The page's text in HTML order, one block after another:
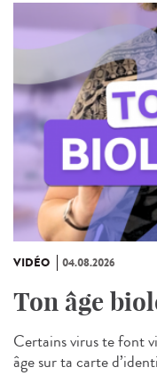
VIDÉO 04.08.2026
Ton âge
Certains virus te font
âge sur ta carte